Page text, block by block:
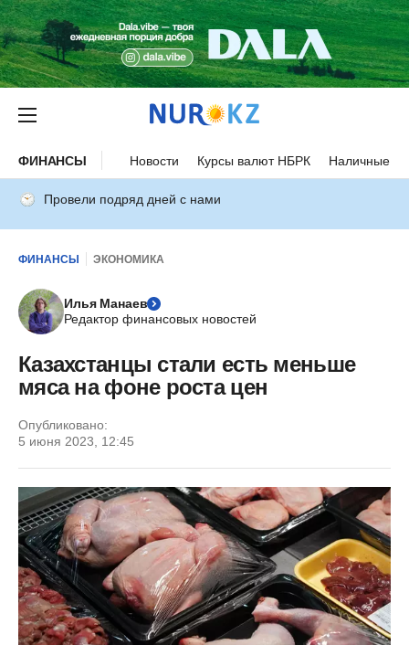
ФИНАНСЫ Новости Курсы валют НБРК Наличные
Провели подряд дней с нами
ФИНАНСЫ ЭКОНОМИКА
Илья Манаев
Редактор финансовых новостей
Казахстанцы стали есть меньше
мяса на фоне роста цен
Опубликовано:
5 июня 2023, 12:45